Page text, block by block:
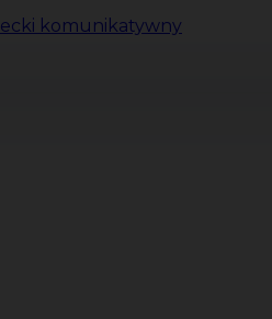
komunikatywny